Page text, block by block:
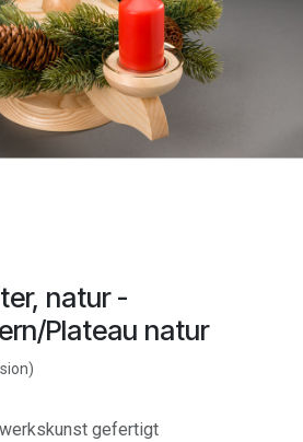
natur -
Plateau natur
gefertigt